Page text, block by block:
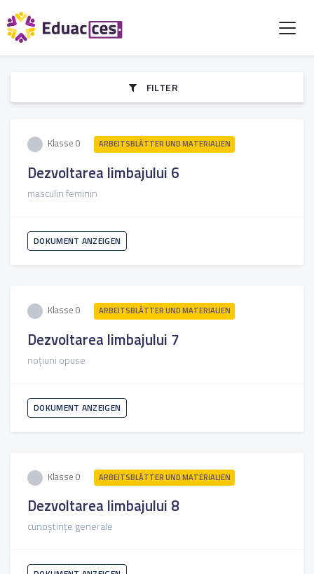
FILTER
Klasse 0 ARBEITSBLÄTTER UND MATERIALIEN
Dezvoltarea limbajului 6
masculin feminin
DOKUMENT ANZEIGEN
Klasse 0 ARBEITSBLÄTTER UND MATERIALIEN
Dezvoltarea limbajului 7
noțiuni opuse
DOKUMENT ANZEIGEN
Klasse 0 ARBEITSBLÄTTER UND MATERIALIEN
Dezvoltarea limbajului 8
cunoștințe generale